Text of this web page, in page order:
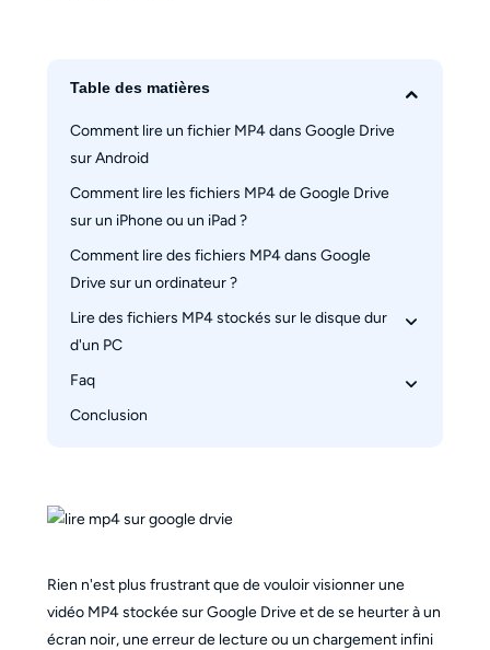
Table des matières
Comment lire un fichier MP4 dans Google Drive
sur Android
Comment lire les fichiers MP4 de Google Drive
sur un iPhone ou un iPad ?
Comment lire des fichiers MP4 dans Google
Drive sur un ordinateur ?
Lire des fichiers MP4 stockés sur le disque dur
d'un PC
La solution ultime : Lire vos fichiers MP4 avec
PlayerFab
Faq
Pourquoi ma vidéo reste bloquée sur
Google Drive réduit-il la qualité de mes vidéos
Conclusion
Rien n'est plus frustrant que de vouloir visionner une
vidéo MP4 stockée sur Google Drive et de se heurter à un
écran noir, une erreur de lecture ou un chargement infini